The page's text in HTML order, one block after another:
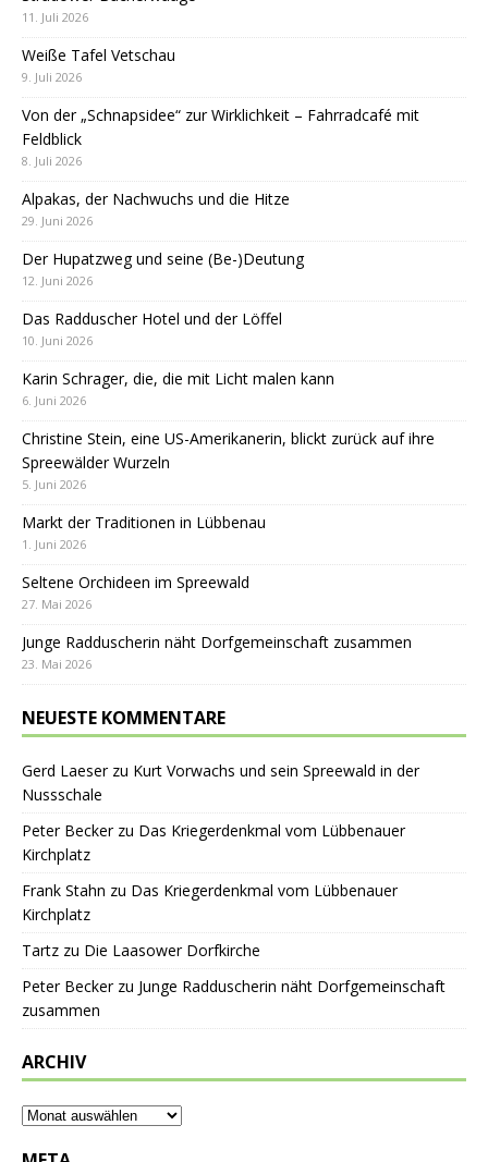
11. Juli 2026
Weiße Tafel Vetschau
9. Juli 2026
Von der „Schnapsidee“ zur Wirklichkeit – Fahrradcafé mit
Feldblick
8. Juli 2026
Alpakas, der Nachwuchs und die Hitze
29. Juni 2026
Der Hupatzweg und seine (Be-)Deutung
12. Juni 2026
Das Radduscher Hotel und der Löffel
10. Juni 2026
Karin Schrager, die, die mit Licht malen kann
6. Juni 2026
Christine Stein, eine US-Amerikanerin, blickt zurück auf ihre
Spreewälder Wurzeln
5. Juni 2026
Markt der Traditionen in Lübbenau
1. Juni 2026
Seltene Orchideen im Spreewald
27. Mai 2026
Junge Radduscherin näht Dorfgemeinschaft zusammen
23. Mai 2026
NEUESTE KOMMENTARE
Gerd Laeserzu Kurt Vorwachs und sein Spreewald in der
Nussschale
Peter Beckerzu Das Kriegerdenkmal vom Lübbenauer
Kirchplatz
Frank Stahn zu Das Kriegerdenkmal vom Lübbenauer
Kirchplatz
Tartz zu Die Laasower Dorfkirche
Peter Beckerzu Junge Radduscherin näht Dorfgemeinschaft
zusammen
ARCHIV